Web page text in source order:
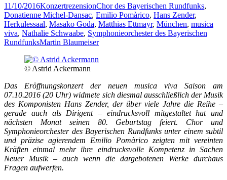
11/10/2016KonzertrezensionChor des Bayerischen Rundfunks,
Donatienne Michel-Dansac, Emilio Pomàrico, Hans Zender,
Herkulessaal, Masako Goda, Matthias Ettmayr, München, musica
viva, Nathalie Schwaabe, Symphonieorchester des Bayerischen
RundfunksMartin Blaumeiser
© Astrid Ackermann
Das Eröffnungskonzert der neuen musica viva Saison am
07.10.2016 (20 Uhr) widmete sich diesmal ausschließlich der Musik
des Komponisten Hans Zender, der über viele Jahre die Reihe –
gerade auch als Dirigent – eindrucksvoll mitgestaltet hat und
nächsten Monat seinen 80. Geburtstag feiert. Chor und
Symphonieorchester des Bayerischen Rundfunks unter einem subtil
und präzise agierendem Emilio Pomàrico zeigten mit vereinten
Kräften einmal mehr ihre eindrucksvolle Kompetenz in Sachen
Neuer Musik – auch wenn die dargebotenen Werke durchaus
Fragen aufwerfen.